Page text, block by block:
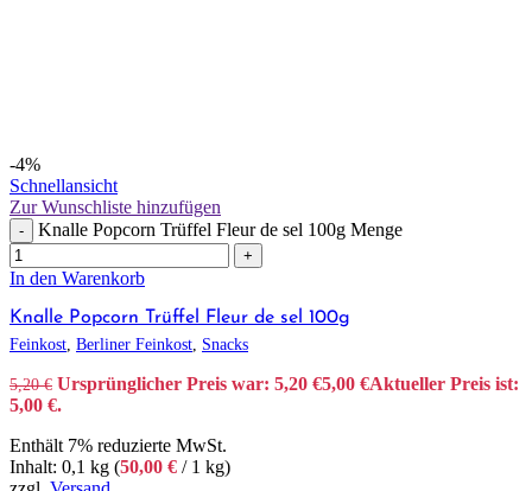
-4%
Schnellansicht
Zur Wunschliste hinzufügen
- Knalle Popcorn Trüffel Fleur de sel 100g Menge
+
In den Warenkorb
Knalle Popcorn Trüffel Fleur de sel 100g
Feinkost Berliner Feinkost Snacks
5,20€ Ursprünglicher Preis war: 5,20 €5,00 €Aktueller Preis ist:
5,00 €.
Enthält 7% reduzierte MwSt.
Inhalt: 0,1 kg (50,00 € / 1 kg)